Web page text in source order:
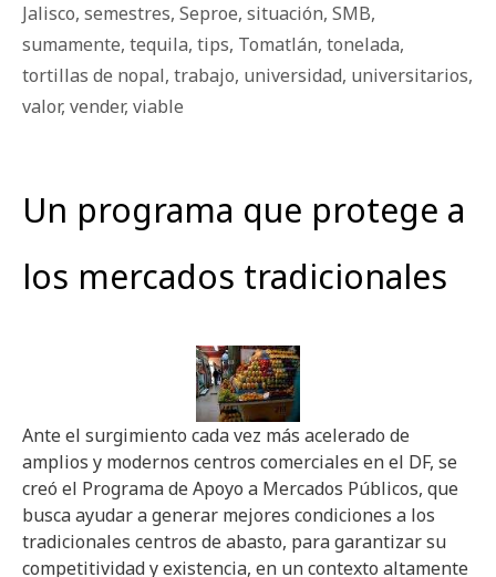
Jalisco, semestres, Seproe, situación, SMB,
sumamente, tequila, tips, Tomatlán, tonelada,
tortillas de nopal, trabajo, universidad, universitarios,
valor, vender, viable
Un programa que protege a
los mercados tradicionales
Ante el surgimiento cada vez más acelerado de
amplios y modernos centros comerciales en el DF, se
creó el Programa de Apoyo a Mercados Públicos, que
busca ayudar a generar mejores condiciones a los
tradicionales centros de abasto, para garantizar su
competitividad y existencia, en un contexto altamente